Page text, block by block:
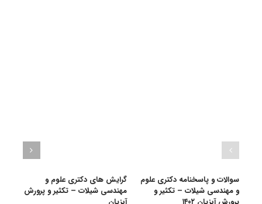
سوالات و پاسخنامه دکتری علوم
و مهندسی شیلات – تکثیر و
گرایش های دکتری علوم و
مهندسی شیلات – تکثیر و ﭘﺮورش